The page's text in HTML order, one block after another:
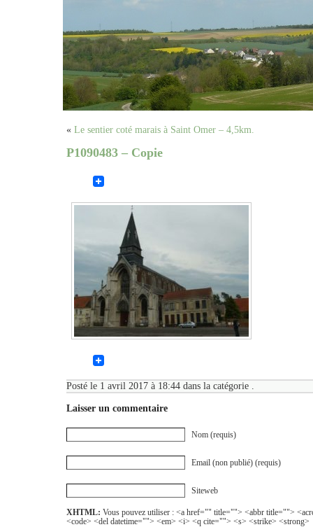
« Le sentier coté marais à Saint Omer – 4,5km.
P1090483 – Copie
Posté le 1 avril 2017 à 18:44 dans la catégorie .
Laisser un commentaire
Nom (requis)
Email (non publié) (requis)
Siteweb
XHTML: Vous pouvez utiliser : <a href="" title=""> <abbr title="">
<code> <del datetime=""> <em> <i> <q cite=""> <s> <strike> <strong>